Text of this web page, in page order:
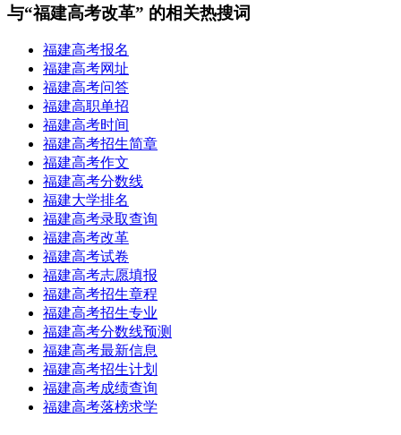
与“福建高考改革” 的相关热搜词
福建高考报名
福建高考网址
福建高考问答
福建高职单招
福建高考时间
福建高考招生简章
福建高考作文
福建高考分数线
福建大学排名
福建高考录取查询
福建高考改革
福建高考试卷
福建高考志愿填报
福建高考招生章程
福建高考招生专业
福建高考分数线预测
福建高考最新信息
福建高考招生计划
福建高考成绩查询
福建高考落榜求学